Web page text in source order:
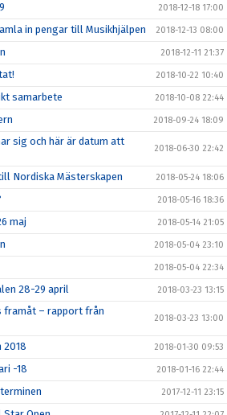
2018-12-18 17:00
in pengar till Musikhjälpen 2018-12-13 08:00
2018-12-11 21:37
2018-10-22 10:40
samarbete 2018-10-08 22:44
2018-09-24 18:09
sig och här är datum att
2018-06-30 22:42
Nordiska Mästerskapen 2018-05-24 18:06
2018-05-16 18:36
maj 2018-05-14 21:05
2018-05-04 23:10
2018-05-04 22:34
28-29 april 2018-03-23 13:15
framåt – rapport från
2018-03-23 13:00
2018 2018-01-30 09:53
-18 2018-01-16 22:44
2017-12-11 23:15